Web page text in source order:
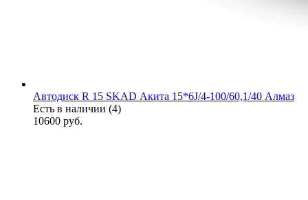
Автодиск R 15 SKAD Акита 15*6J/4-100/60,1/40 Алмаз
Есть в наличии (4)
10600 руб.